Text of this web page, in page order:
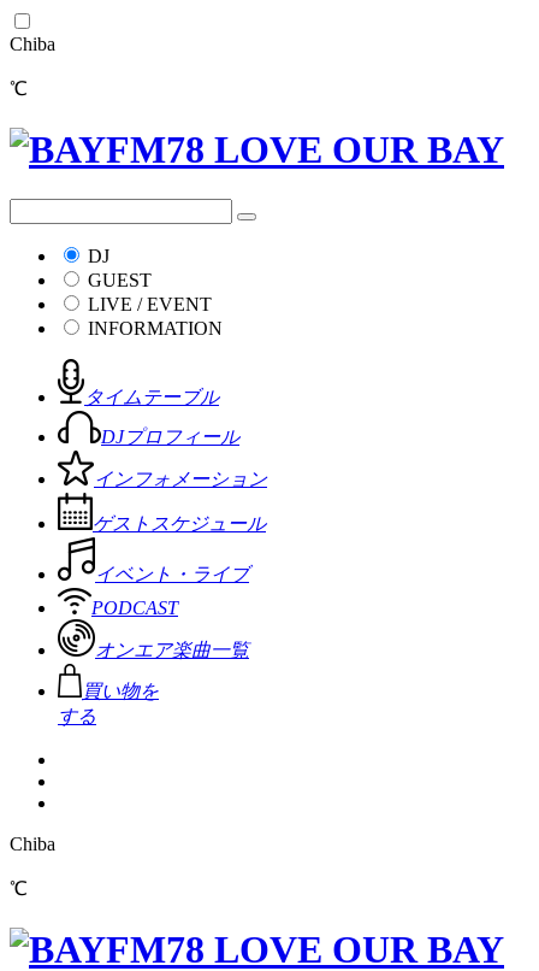
Chiba
℃
DJ
GUEST
LIVE / EVENT
INFORMATION
タイムテーブル
DJプロフィール
インフォメーション
ゲストスケジュール
イベント・ライブ
PODCAST
オンエア楽曲一覧
買い物を
する
Chiba
℃